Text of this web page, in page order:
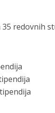
redovnih